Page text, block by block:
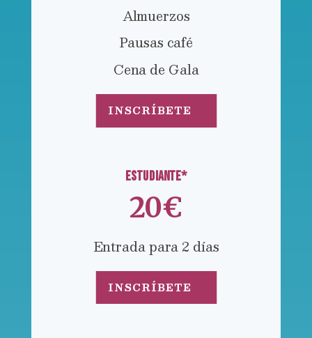
Almuerzos
Pausas café
Cena de Gala
INSCRÍBETE
ESTUDIANTE*
20€
Entrada para 2 días
INSCRÍBETE